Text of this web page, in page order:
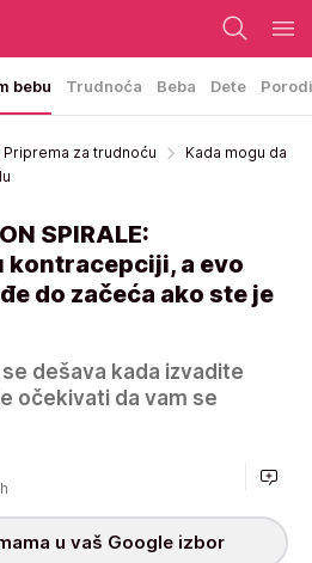
bebu Trudnoća Beba Dete
Priprema za trudnoću
Kada mogu da
SPIRALE:
kontracepciji, a evo
do začeća ako ste je
dešava kada izvadite
očekivati da vam se
u vaš Google izbor